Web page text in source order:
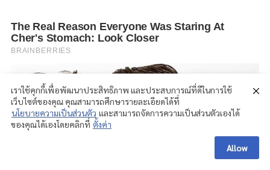
เราใช้คุกกี้เพื่อพัฒนาประสิทธิภาพ และประสบการณ์ที่ดีในการใช้
เว็บไซต์ของคุณ คุณสามารถศึกษารายละเอียดได้ที่
นโยบายความเป็นส่วนตัว และสามารถจัดการความเป็นส่วนตัวเองได้
ของคุณได้เองโดยคลิกที่ ตั้งค่า
Allow